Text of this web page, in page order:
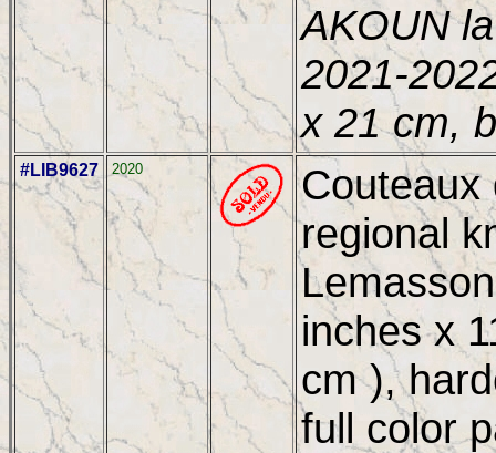
AKOUN
2021-
x 21 cm,
#LIB9627 2020
regional
inches x
cm ),
full color